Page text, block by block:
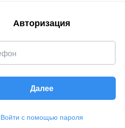
Авторизация
Далее
Войти с помощью пароля